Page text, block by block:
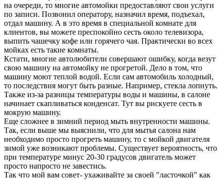
на очереди, то многие автомойки предоставляют свои услуги
по записи. Позвонил оператору, назначил время, подъехал,
отдал машину. А в это время в специальной комнате для
клиентов, вы можете преспокойно сесть около телевизора,
выпить чашечку кофе или горячего чая. Практически во всех
мойках есть такие комнаты.
Кстати, многие автолюбители совершают ошибку, когда везут
свою машину на автомойку не прогретой. Дело в том, что
машину моют теплой водой. Если сам автомобиль холодный,
то последствия могут быть разные. Например, стекла лопнуть.
Также из-за разницы температуры воды и машины, в салоне
начинает скапливаться конденсат. Тут вы рискуете сесть в
мокрую машину.
Еще сложнее в зимний период мыть внутренности машины.
Так, если выше мы выяснили, что для мытья салона нам
необходимо просто прогреть машину, то с мойкой двигателя
зимой уже возникают проблемы. Существует вероятность, что
при температуре минус 20-30 градусов двигатель может
просто напросто не завестись.
Так что мой вам совет- ухаживайте за своей "ласточкой" как